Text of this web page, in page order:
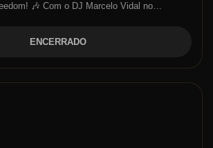
🎶 Com o DJ Marcelo Vidal no…
ENCERRADO